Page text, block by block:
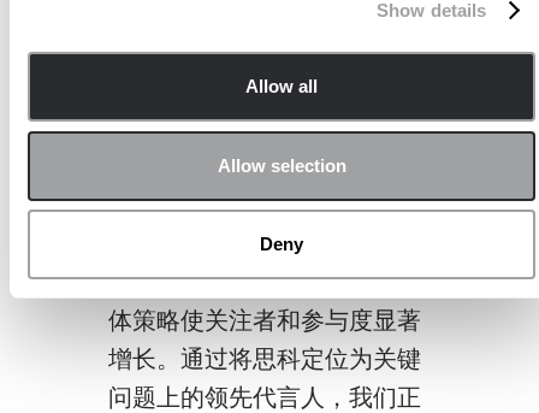
Show details
Allow all
Allow selection
Deny
我们的工作继续增加媒体的报
道，思科出现在知名出版物
中，例如挑战。我们的社交媒
体策略使关注者和参与度显著
增长。通过将思科定位为关键
问题上的领先代言人，我们正